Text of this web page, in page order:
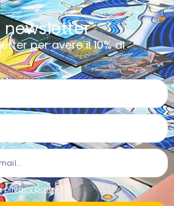
per avere il 10% di
privacy policy *